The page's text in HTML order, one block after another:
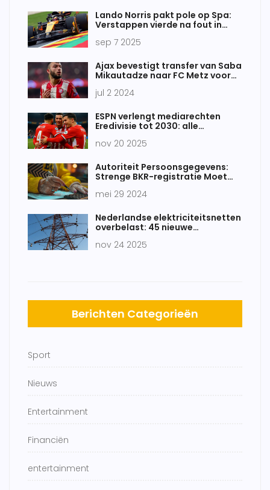
Lando Norris pakt pole op Spa:
Verstappen vierde na fout in
sep 7 2025
Ajax bevestigt transfer van Saba
Mikautadze naar FC Metz voor
jul 2 2024
ESPN verlengt mediarechten
Eredivisie tot 2030: alle
uitgebreid aanbod tweede en
nov 20 2025
Autoriteit Persoonsgegevens:
Strenge BKR-registratie Moet
mei 29 2024
Nederlandse elektriciteitsnetten
overbelast: 45 nieuwe
nov 24 2025
Berichten Categorieën
Sport
Nieuws
Entertainment
Financiën
entertainment